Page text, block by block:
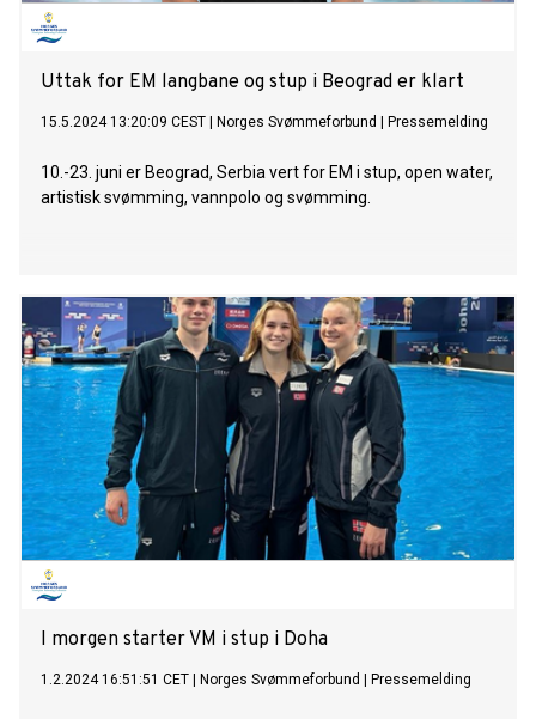
Uttak for EM langbane og stup i Beograd er klart
15.5.2024 13:20:09 CEST Norges Svømmeforbund Pressemelding
10.-23. juni er Beograd, Serbia vert for EM i stup, open water,
artistisk svømming, vannpolo og svømming.
I morgen starter VM i stup i Doha
1.2.2024 16:51:51 CET Norges Svømmeforbund Pressemelding